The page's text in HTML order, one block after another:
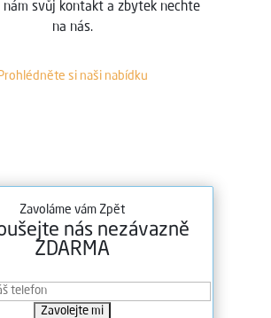
nám svůj kontakt a zbytek nechte
na nás.
Prohlédněte si naši nabídku
Zavoláme vám Zpět
nás nezávazně
ZDARMA